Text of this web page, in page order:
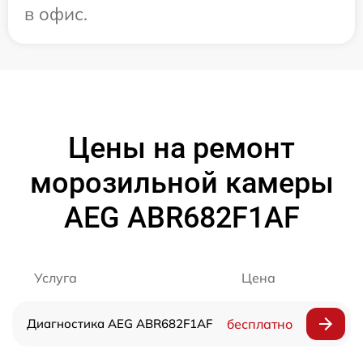
в офис.
Цены на ремонт
морозильной камеры
AEG ABR682F1AF
Услуга Цена
Диагностика AEG ABR682F1AF бесплатно